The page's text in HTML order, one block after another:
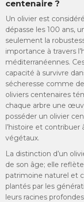
centenaire ?
Un olivier est
dépasse les 100 ans,
seulement la
importance à travers
méditerranéennes.
capacité à survivre
sécheresse comme
oliviers centenaires
chaque arbre une
posséder un olivier
l’histoire et contribuer
végétaux.
La distinction d’un
de son âge; elle
patrimoine naturel et
plantés par les
leurs racines